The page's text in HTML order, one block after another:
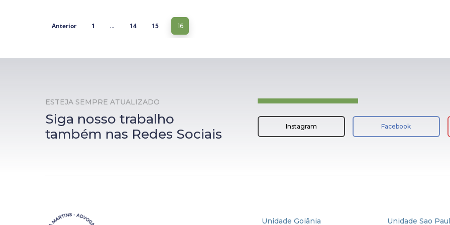
Anterior 1 … 14 15 16
ESTEJA SEMPRE ATUALIZADO
Siga nosso trabalho
também nas Redes Sociais
Instagram Facebook
Unidade Goiânia Unidade Sao